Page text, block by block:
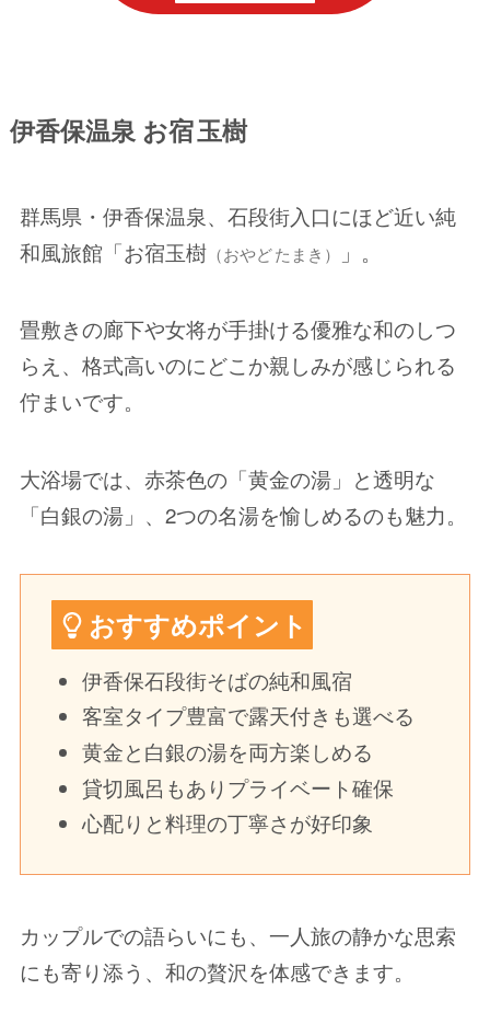
伊香保温泉 お宿 玉樹
群馬県・伊香保温泉、石段街入口にほど近い純
和風旅館「お宿玉樹（おやど たまき） 」。
畳敷きの廊下や女将が手掛ける優雅な和のしつ
らえ、格式高いのにどこか親しみが感じられる
佇まいです。
大浴場では、赤茶色の「黄金の湯」と透明な
「白銀の湯」、2つの名湯を愉しめるのも魅力。
おすすめポイント
伊香保石段街そばの純和風宿
客室タイプ豊富で露天付きも選べる
黄金と白銀の湯を両方楽しめる
貸切風呂もありプライベート確保
心配りと料理の丁寧さが好印象
カップルでの語らいにも、一人旅の静かな思索
にも寄り添う、和の贅沢を体感できます。